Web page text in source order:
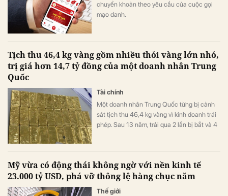
chuyển khoản theo yêu cầu của cuộc gọi
mạo danh.
Tịch thu 46,4 kg vàng gồm nhiều thỏi vàng lớn nhỏ,
trị giá hơn 14,7 tỷ đồng của một doanh nhân Trung
Quốc
Tài chính
Một doanh nhân Trung Quốc từng bị cảnh
sát tịch thu 46,4 kg vàng vì kinh doanh trái
phép. Sau 13 năm, trải qua 2 lần bị bắt và 4
Mỹ vừa có động thái không ngờ với nền kinh tế
23.000 tỷ USD, phá vỡ thông lệ hàng chục năm
Thế giới